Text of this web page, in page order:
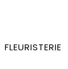
FLEURISTERIE